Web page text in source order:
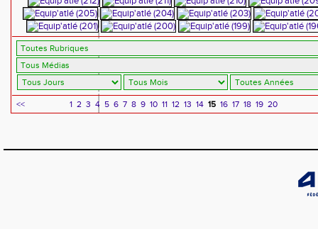
<< 1 2 3 4 5 6 7 8 9 10 11 12 13 14 15 16 17 18 19 20